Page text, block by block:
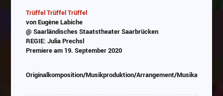
Abspielen
Das Video wird von Youtube eingebettet
abespielt. Es gilt die
Trüffel Trüffel Trüffel
von Eugène Labiche
@ Saarländisches Staatstheater Saarbrücken
REGIE: Julia Prechsl
Premiere am 19. September 2020
Originalkomposition/Musikproduktion/Arrangement/Musikauswahl/